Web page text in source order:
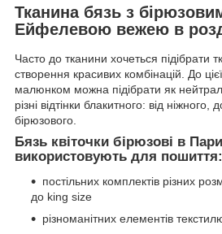
Тканина бязь з
Ейфелевою вежею в
Часто до тканини хочеться підібрати
створення красивих комбінацій. До цієї
малюнком можна підібрати як
різні відтінки блакитного: від ніжного,
бірюзового.
Бязь квіточки бірюзові в
використовують для пошиття:
постільних комплектів різних
до king size
різноманітних елементів